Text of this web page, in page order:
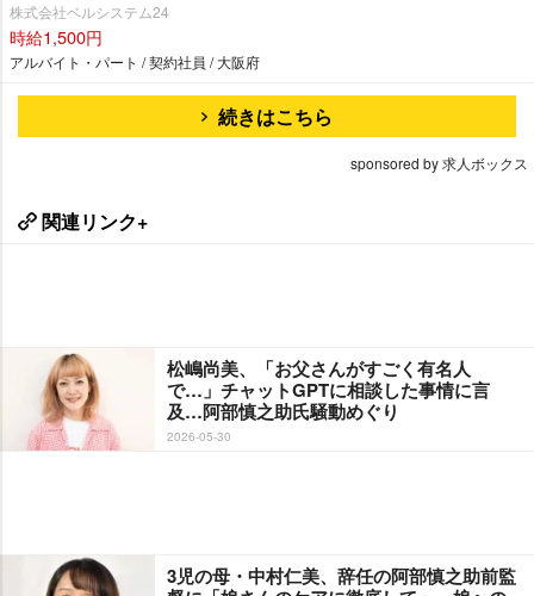
株式会社ベルシステム24
時給1,500円
アルバイト・パート / 契約社員 / 大阪府
続きはこちら
sponsored by 求人ボックス
関連リンク+
松嶋尚美、「お父さんがすごく有名人
で…」チャットGPTに相談した事情に言
及…阿部慎之助氏騒動めぐり
2026-05-30
3児の母・中村仁美、辞任の阿部慎之助前監